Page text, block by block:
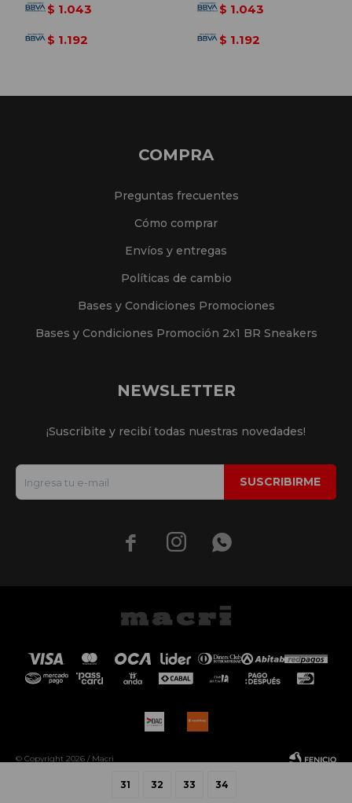
31 32 33 34
$ 1.043
$ 1.192
$ 1.043
$ 1.192
COMPRA
Preguntas frecuentes
Cómo comprar
Envíos y entregas
Políticas de cambio
Bases y Condiciones Promociones
Bases y Condiciones Promoción 2x1 BR Sneakers
NEWSLETTER
¡Suscribite y recibí todas nuestras novedades!
SUSCRIBIRME
  
© Copyright 2026 / Macri